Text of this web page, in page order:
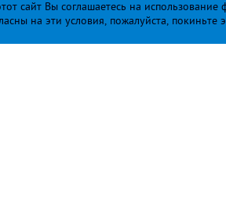
сайт Вы соглашаетесь на использование
на эти условия, пожалуйста, покиньте